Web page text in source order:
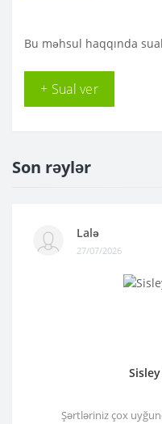
Bu məhsul haqqında
+ Sual ver
Son rəylər
Lalə
27/07/2026
Şərtləriniz çox